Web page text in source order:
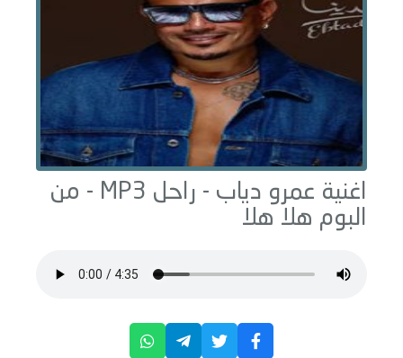
اغنية عمرو دياب - راحل
MP3 - من
البوم هلا هلا